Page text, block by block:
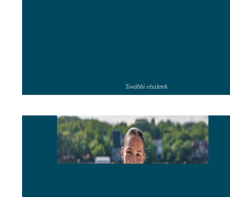
További részletek